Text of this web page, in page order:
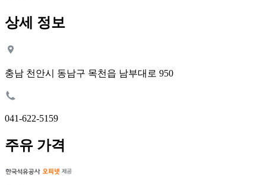
상세 정보
충남 천안시 동남구 목천읍 남부대로 950
041-622-5159
주유 가격